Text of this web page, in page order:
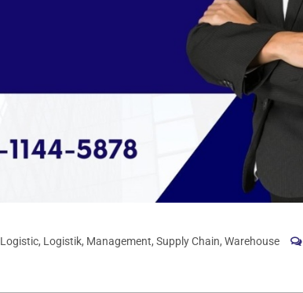
Logistic, Logistik, Management, Supply Chain, Warehouse